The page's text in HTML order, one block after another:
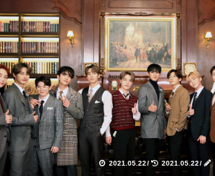
2021.05.22/ 2021.05.22/